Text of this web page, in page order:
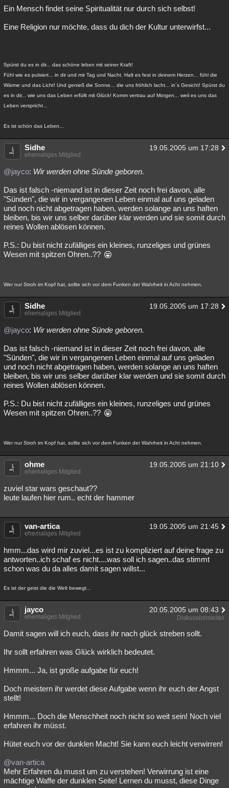
Ein Mensch findet seine Spiritualität nur durch sich selbst!
Eine Religion nur möchte, dass du dich der Kultur unterwirfst...
Spürst du es in dir... das schöne leben mit seiner Kraft!
Fühl wie es pulsiert... in dir und mir Tag und Nacht. Halt es fest in deinem Herzen... fühl die
Wärme und das Licht! Und genieß die Sonne... die uns fröhlich lacht... in´s Gesicht! Spürst du
es in dir... wie uns das Leben erfüllt mit Glück! Komm vertrau auf Morgen... weil es uns das
Leben verspricht...
Es ist schön das Leben...
Sidhe 19.05.2005 um 17:28
ehemaliges Mitglied
@jayco: Wir werden ohne Sünde geboren.
Das ist falsch -niemand ist in dieser Zeit noch frei davon, alle
"Sünden", die wir in vergangenen Leben einmal auf uns geladen
und noch nicht abgetragen haben, werden solange an uns haften
bleiben, bis wir uns selber darüber klar werden und sie somit durch
reines Wollen ablösen können.
P.S.: Du bist nicht zufälliges ein kleines, runzeliges und grünes
Wesen mit spitzen Ohren..??
Wer nur Stroh im Kopf hat, sollte sich vor dem Funken der Wahrheit in Acht nehmen.
Sidhe 19.05.2005 um 17:28
ehemaliges Mitglied
@jayco: Wir werden ohne Sünde geboren.
Das ist falsch -niemand ist in dieser Zeit noch frei davon, alle
"Sünden", die wir in vergangenen Leben einmal auf uns geladen
und noch nicht abgetragen haben, werden solange an uns haften
bleiben, bis wir uns selber darüber klar werden und sie somit durch
reines Wollen ablösen können.
P.S.: Du bist nicht zufälliges ein kleines, runzeliges und grünes
Wesen mit spitzen Ohren..??
Wer nur Stroh im Kopf hat, sollte sich vor dem Funken der Wahrheit in Acht nehmen.
ohme 19.05.2005 um 21:10
ehemaliges Mitglied
zuviel star wars geschaut??
leute laufen hier rum.. echt der hammer
van-artica 19.05.2005 um 21:45
ehemaliges Mitglied
hmm...das wird mir zuviel...es ist zu kompliziert auf deine frage zu
antworten..ich schaf es nicht....was soll ich sagen..das stimmt
schon was du da alles damit sagen willst...
Es ist der geist die die Welt bewegt...
jayco 20.05.2005 um 08:43
ehemaliges Mitglied Diskussionsleiter
Damit sagen will ich euch, dass ihr nach glück streben sollt.
Ihr sollt erfahren was Glück wirklich bedeutet.
Hmmm... Ja, ist große aufgabe für euch!
Doch meistern ihr werdet diese Aufgabe wenn ihr euch der Angst
stellt!
Hmmm... Doch die Menschheit noch nicht so weit sein! Noch viel
erfahren ihr müsst.
Hütet euch vor der dunklen Macht! Sie kann euch leicht verwirren!
@van-artica
Mehr Erfahren du musst um zu verstehen! Verwirrung ist eine
mächtige Waffe der dunklen Seite! Lernen du musst, diese Dinge